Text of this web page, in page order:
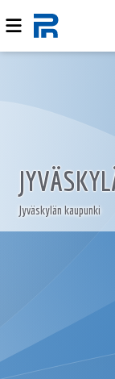
Jyväskylän kaupunki